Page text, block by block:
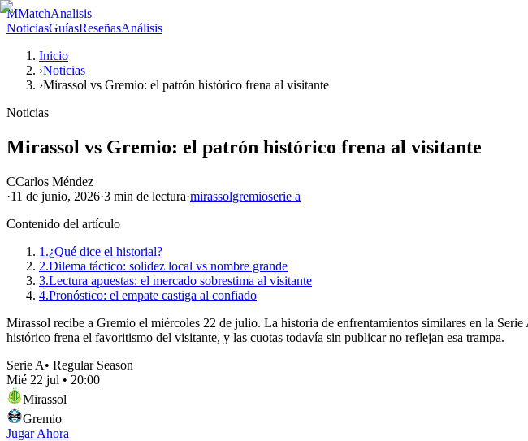
MMatchAnalisis
NoticiasGuíasReseñasAnálisis
Inicio
›Noticias
›Mirassol vs Gremio: el patrón histórico frena al visitante
Noticias
Mirassol vs Gremio: el patrón histórico frena al visitante
CCarlos Méndez
·11 de junio, 2026·3 min de lectura·mirassolgremioserie a
Contenido del artículo
1.¿Qué dice el historial?
2.Dilema táctico: solidez local vs nombre grande
3.Lectura apuestas: el mercado sobrestima al visitante
4.Pronóstico: el empate castiga al confiado
Mirassol recibe a Gremio el miércoles 22 de julio. La historia de enfrentamientos similares en la
histórico frena el favoritismo del visitante, y las cuotas todavía sin publicar no reflejan esa trampa.
Serie A• Regular Season
Mié 22 jul • 20:00
Mirassol
Gremio
Jugar Ahora